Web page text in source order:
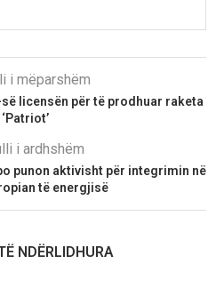
i mëparshëm
licensën për të prodhuar raketa
‘Patriot’
i ardhshëm
punon aktivisht për integrimin në
të energjisë
NDËRLIDHURA